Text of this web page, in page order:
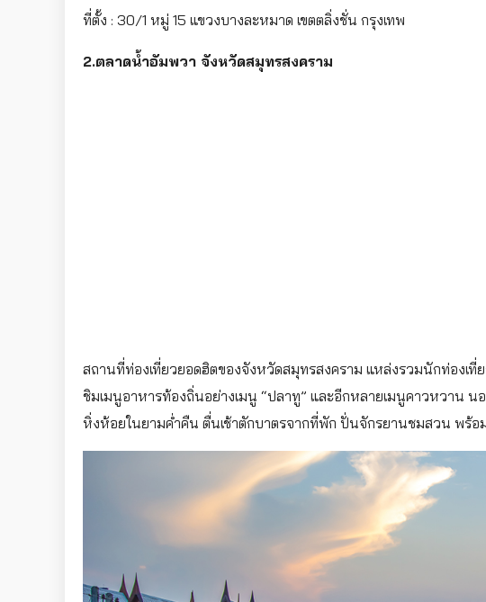
ที่ตั้ง : 30/1 หมู่ 15 แขวงบางละหมาด เขตตลิ่งชั่น กรุงเทพ
2.ตลาดน้ำอัมพวา จังหวัดสมุทรสงคราม
สถานที่ท่องเที่ยวยอดฮิตของจังหวัดสมุทรสงคราม แหล่งรวมนักท่องเที่
ชิมเมนูอาหารท้องถิ่นอย่างเมนู “ปลาทู” และอีกหลายเมนูคาวหวาน
หิ่งห้อยในยามค่ำคืน ตื่นเช้าตักบาตรจากที่พัก ปั่นจักรยานชมสวน พร้